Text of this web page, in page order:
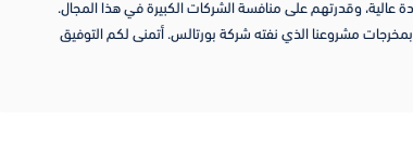
الشركات الكبيرة في هذا المجال.
شركة بورتالس. أتمنى لكم التوفيق
بتحديد
ونجح في